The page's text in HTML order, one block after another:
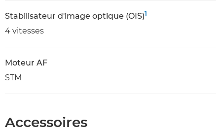
Stabilisateur d'image optique (OIS)1
4 vitesses
Moteur AF
STM
Accessoires